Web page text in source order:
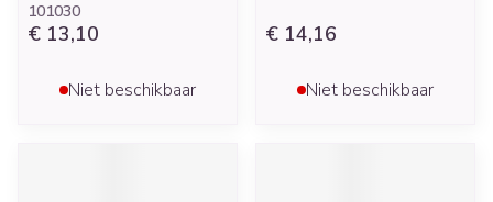
101030
€ 13,10
Niet beschikbaar
€ 14,16
Niet beschikbaar